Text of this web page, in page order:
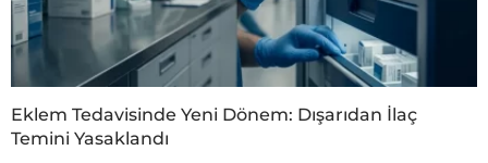
Eklem Tedavisinde Yeni Dönem: Dışarıdan İlaç
Temini Yasaklandı